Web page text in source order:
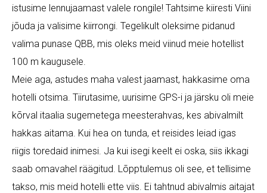
istusime lennujaamast valele rongile! Tahtsime kiiresti Viini
jõuda ja valisime kiirrongi. Tegelikult oleksime pidanud
valima punase QBB, mis oleks meid viinud meie hotellist
100 m kaugusele.
Meie aga, astudes maha valest jaamast, hakkasime oma
hotelli otsima. Tiirutasime, uurisime GPS-i ja järsku oli meie
kõrval itaalia sugemetega meesterahvas, kes abivalmilt
hakkas aitama. Kui hea on tunda, et reisides leiad igas
riigis toredaid inimesi. Ja kui isegi keelt ei oska, siis ikkagi
saab omavahel räägitud. Lõpptulemus oli see, et tellisime
takso, mis meid hotelli ette viis. Ei tahtnud abivalmis aitajat